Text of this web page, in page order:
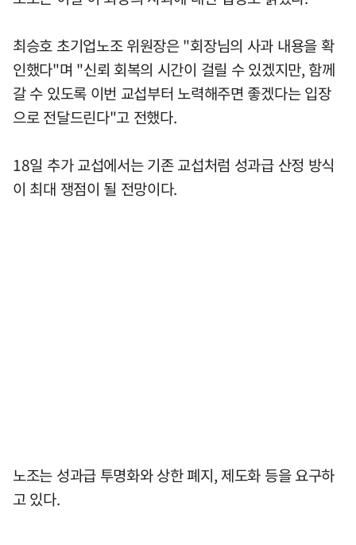
최승호 초기업노조 위원장은 "회장님의 사과 내용을 확
인했다"며 "신뢰 회복의 시간이 걸릴 수 있겠지만, 함께
갈 수 있도록 이번 교섭부터 노력해주면 좋겠다는 입장
으로 전달드린다"고 전했다.
18일 추가 교섭에서는 기존 교섭처럼 성과급 산정 방식
이 최대 쟁점이 될 전망이다.
노조는 성과급 투명화와 상한 폐지, 제도화 등을 요구하
고 있다.